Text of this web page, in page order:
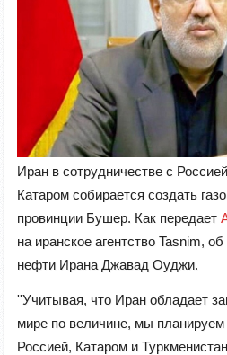
Иран в сотрудничестве с
Катаром собирается создать
провинции Бушер. Как передает
на иранское агентство Tasnim,
нефти Ирана Джавад Оуджи.
''Учитывая, что Иран обладает
мире по величине, мы планируем
Россией, Катаром и